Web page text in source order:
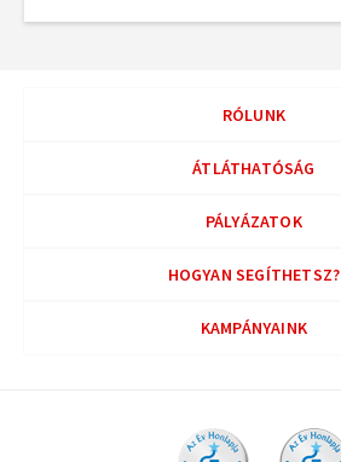
RÓLUNK
ÁTLÁTHATÓSÁG
PÁLYÁZATOK
HOGYAN SEGÍTHETSZ?
KAMPÁNYAINK